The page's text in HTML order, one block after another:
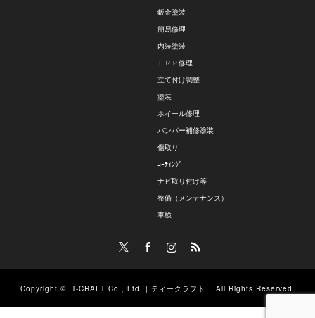
鈑金塗装
簡易修理
内装塗装
ＦＲＰ修理
立て付け調整
塗装
ホイール修理
バンパー補修塗装
傷取り
ｺｰﾃｨﾝｸﾞ
ナビ取り付け等
整備（メンテナンス）
車検
InstagramRSS
Copyright © T-CRAFT Co., Ltd. | ティークラフト All Rights Reserved.